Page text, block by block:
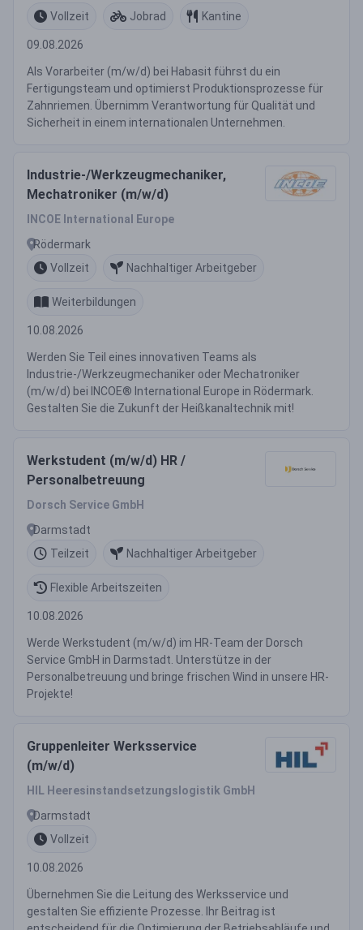
Vollzeit
Jobrad Kantine
09.08.2026
Als Vorarbeiter (m/w/d) bei Habasit führst du ein
Fertigungsteam und optimierst Produktionsprozesse für
Zahnriemen. Übernimm Verantwortung für Qualität und
Sicherheit in einem internationalen Unternehmen.
Industrie-/Werkzeugmechaniker,
Mechatroniker (m/w/d)
INCOE International Europe
Rödermark
Vollzeit
Nachhaltiger Arbeitgeber
Weiterbildungen
10.08.2026
Werden Sie Teil eines innovativen Teams als
Industrie-/Werkzeugmechaniker oder Mechatroniker
(m/w/d) bei INCOE® International Europe in Rödermark.
Gestalten Sie die Zukunft der Heißkanaltechnik mit!
Werkstudent (m/w/d) HR /
Personalbetreuung
Dorsch Service GmbH
Darmstadt
Teilzeit
Nachhaltiger Arbeitgeber
Flexible Arbeitszeiten
10.08.2026
Werde Werkstudent (m/w/d) im HR-Team der Dorsch
Service GmbH in Darmstadt. Unterstütze in der
Personalbetreuung und bringe frischen Wind in unsere HR-
Projekte!
Gruppenleiter Werksservice
(m/w/d)
HIL Heeresinstandsetzungslogistik GmbH
Darmstadt
Vollzeit
10.08.2026
Übernehmen Sie die Leitung des Werksservice und
gestalten Sie effiziente Prozesse. Ihr Beitrag ist